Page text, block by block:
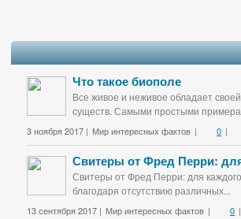
Что такое биополе
Все живое и неживое обладает
существ. Самыми простыми
3 ноября 2017 | Мир интересных фактов | 0 |
Свитеры от Фред Перри:
Свитеры от Фред Перри: для
благодаря отсутствию различных...
13 сентября 2017 | Мир интересных фактов | 0 |